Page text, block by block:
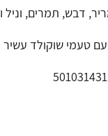
דבש, תמרים, וניל
טעמי שוקולד עשיר